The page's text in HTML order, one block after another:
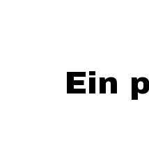
Ein